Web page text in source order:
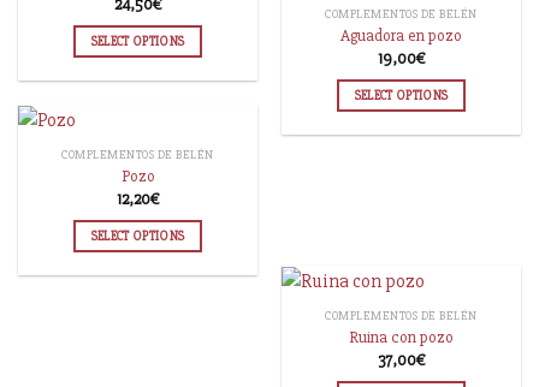
SELECT OPTIONS
COMPLEMENTOS DE BELÉN
Aguadora en pozo
19,00€
SELECT OPTIONS
COMPLEMENTOS DE BELÉN
Pozo
12,20€
SELECT OPTIONS
COMPLEMENTOS DE BELÉN
Ruina con pozo
37,00€